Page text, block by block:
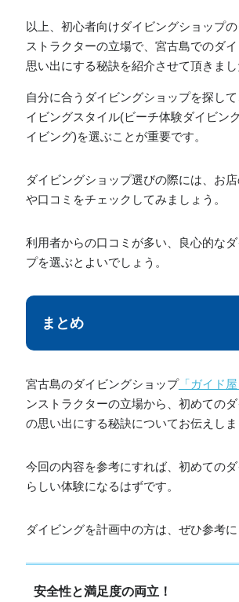
以上、初心者向けダイビングショップ
ストラクターの立場で、宮古島でのダ
思い出にする秘訣を紹介させて頂きまし
自分に合うダイビングショップを探し
イビングスタイル(ビーチ体験ダイビン
イビング)を選ぶことが重要です。
ダイビングショップ選びの際には、お
や口コミをチェックしてみましょう。
利用者からの口コミが多い、良心的な
プを選ぶとよいでしょう。
まとめ
宮古島のダイビングショップ「ガイド屋
ンストラクターの立場から、初めての
の思い出にする秘訣についてお伝えしま
今回の内容を参考にすれば、初めての
らしい体験になるはずです。
ダイビングを計画中の方は、ぜひ参考に
安全性と満足度の両立！